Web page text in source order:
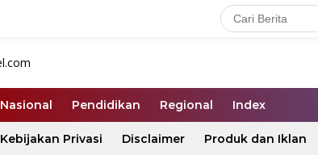
Nasional Pendidikan Regional Index
Kebijakan Privasi Disclaimer Produk dan Iklan